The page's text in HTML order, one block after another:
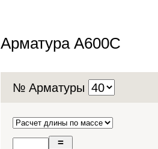
Арматура А600С
№ Арматуры